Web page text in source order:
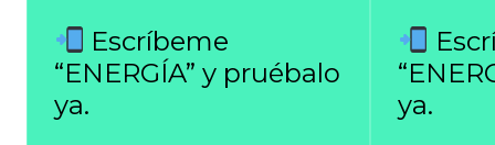
Escríbeme
“ENERGÍA” y pruébalo
ya.
ya.